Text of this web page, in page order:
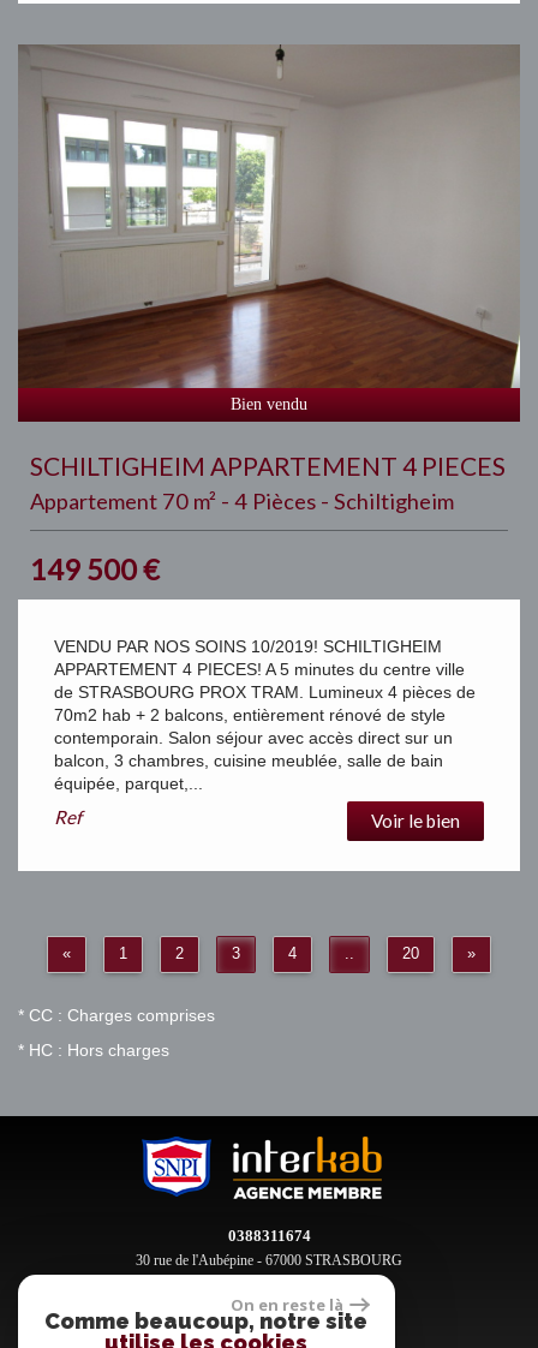
Bien vendu
SCHILTIGHEIM APPARTEMENT 4 PIECES
Appartement 70 m² - 4 Pièces - Schiltigheim
149 500€
VENDU PAR NOS SOINS 10/2019! SCHILTIGHEIM
APPARTEMENT 4 PIECES! A 5 minutes du centre ville
de STRASBOURG PROX TRAM. Lumineux 4 pièces de
70m2 hab + 2 balcons, entièrement rénové de style
contemporain. Salon séjour avec accès direct sur un
balcon, 3 chambres, cuisine meublée, salle de bain
équipée, parquet,...
Ref Voir le bien
« 1 2 3 4 20 »
* CC : Charges comprises
* HC : Hors charges
0388311674
30 rue de l'Aubépine - 67000 STRASBOURG
On en reste là
Comme beaucoup, notre site
utilise les cookies